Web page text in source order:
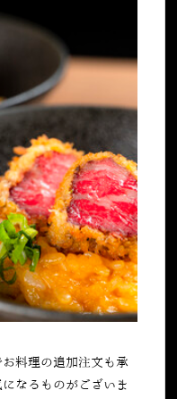
料理の追加注文も承
なるものがございま